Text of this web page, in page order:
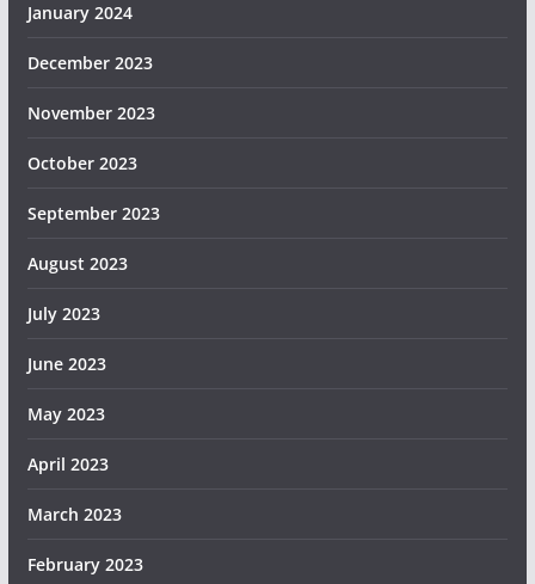
January 2024
December 2023
November 2023
October 2023
September 2023
August 2023
July 2023
June 2023
May 2023
April 2023
March 2023
February 2023